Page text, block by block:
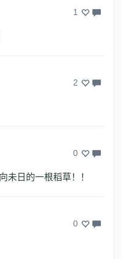
1
2
0
未日的一根稻草！！
0